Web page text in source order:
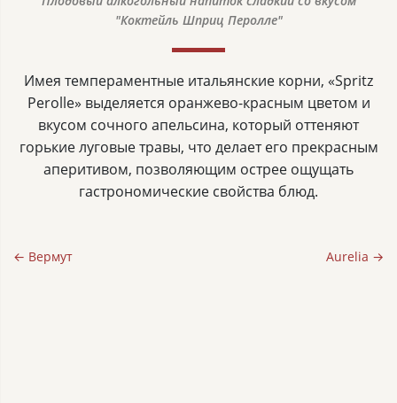
"Коктейль Шприц Перолле"
Имея темпераментные итальянские корни, «Spritz
Perolle» выделяется оранжево-красным цветом и
вкусом сочного апельсина, который оттеняют
горькие луговые травы, что делает его прекрасным
аперитивом, позволяющим острее ощущать
гастрономические свойства блюд.
← Вермут Aurelia →